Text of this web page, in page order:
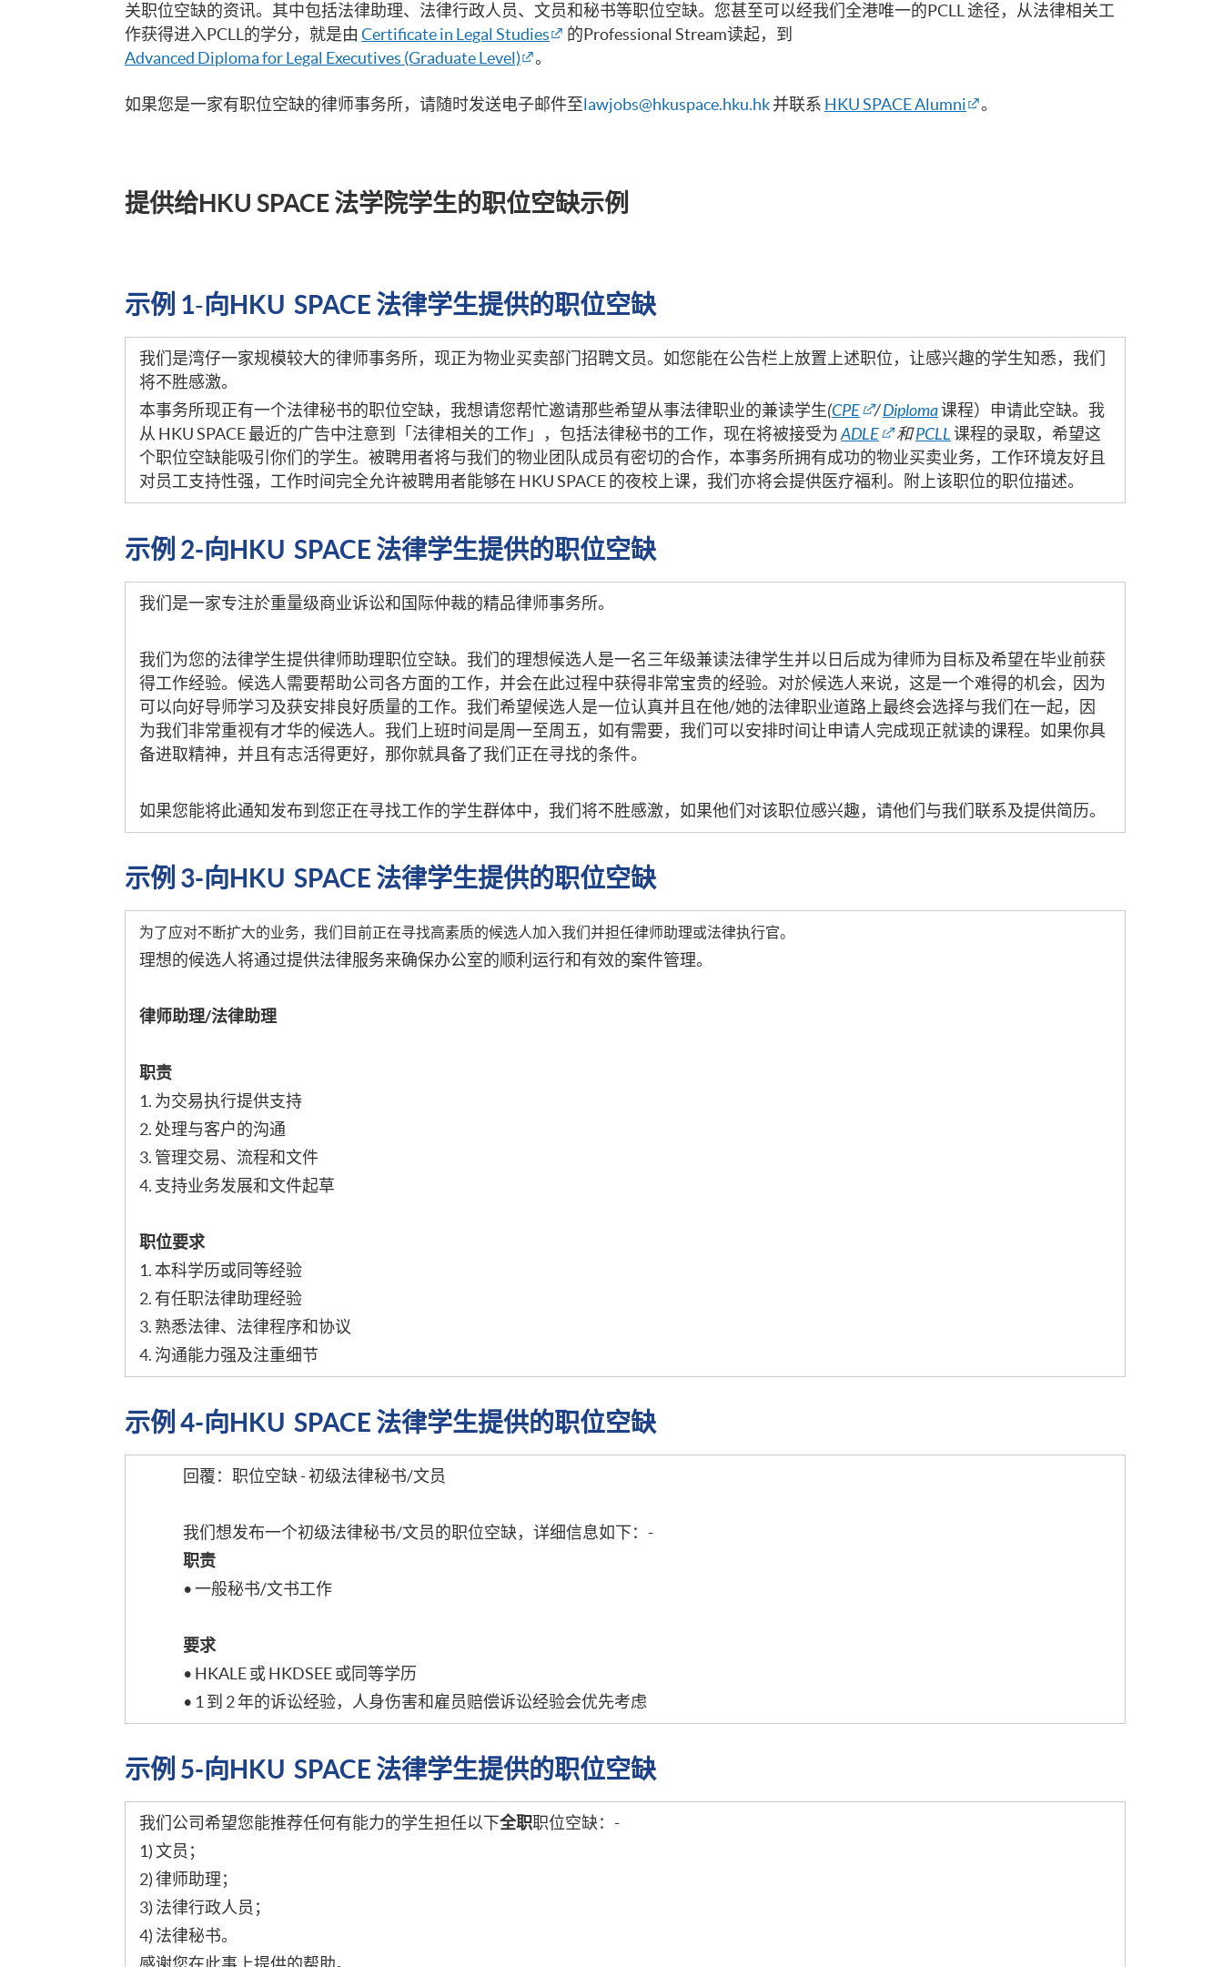
关职位空缺的资讯。其中包括法律助理、法律行政人员、文员和秘书等职位空缺。您甚至可以经我们全港唯一的PCLL 途径，从法律相关工
作获得进入PCLL的学分，就是由 Certificate in Legal Studies
的Professional Stream读起，到
Advanced Diploma for Legal Executives (Graduate Level)
。
如果您是一家有职位空缺的律师事务所，请随时发送电子邮件至lawjobs@hkuspace.hku.hk并联系 HKU SPACE Alumni 。
提供给HKU SPACE 法学院学生的职位空缺示例
示例 1-向HKU SPACE 法律学生提供的职位空缺
我们是湾仔一家规模较大的律师事务所，现正为物业买卖部门招聘文员。如您能在公告栏上放置上述职位，让感兴趣的学生知悉，我们
将不胜感激。
本事务所现正有一个法律秘书的职位空缺，我想请您帮忙邀请那些希望从事法律职业的兼读学生(CPE /Diploma课程）申请此空缺。我
从 HKU SPACE 最近的广告中注意到「法律相关的工作」，包括法律秘书的工作，现在将被接受为ADLE 和PCLL课程的录取，希望这
个职位空缺能吸引你们的学生。被聘用者将与我们的物业团队成员有密切的合作，本事务所拥有成功的物业买卖业务，工作环境友好且
对员工支持性强，工作时间完全允许被聘用者能够在 HKU SPACE 的夜校上课，我们亦将会提供医疗福利。附上该职位的职位描述。
示例 2-向HKU SPACE 法律学生提供的职位空缺
我们是一家专注於重量级商业诉讼和国际仲裁的精品律师事务所。
我们为您的法律学生提供律师助理职位空缺。我们的理想候选人是一名三年级兼读法律学生并以日后成为律师为目标及希望在毕业前获
得工作经验。候选人需要帮助公司各方面的工作，并会在此过程中获得非常宝贵的经验。对於候选人来说，这是一个难得的机会，因为
可以向好导师学习及获安排良好质量的工作。我们希望候选人是一位认真并且在他/她的法律职业道路上最终会选择与我们在一起，因
为我们非常重视有才华的候选人。我们上班时间是周一至周五，如有需要，我们可以安排时间让申请人完成现正就读的课程。如果你具
备进取精神，并且有志活得更好，那你就具备了我们正在寻找的条件。
如果您能将此通知发布到您正在寻找工作的学生群体中，我们将不胜感激，如果他们对该职位感兴趣，请他们与我们联系及提供简历。
示例 3-向HKU SPACE 法律学生提供的职位空缺
为了应对不断扩大的业务，我们目前正在寻找高素质的候选人加入我们并担任律师助理或法律执行官。
理想的候选人将通过提供法律服务来确保办公室的顺利运行和有效的案件管理。
律师助理/法律助理
职责
1. 为交易执行提供支持
2. 处理与客户的沟通
3. 管理交易、流程和文件
4. 支持业务发展和文件起草
职位要求
1. 本科学历或同等经验
2. 有任职法律助理经验
3. 熟悉法律、法律程序和协议
4. 沟通能力强及注重细节
示例 4-向HKU SPACE 法律学生提供的职位空缺
回覆：职位空缺 - 初级法律秘书/文员
我们想发布一个初级法律秘书/文员的职位空缺，详细信息如下：-
职责
• 一般秘书/文书工作
要求
• HKALE 或 HKDSEE 或同等学历
• 1 到 2 年的诉讼经验，人身伤害和雇员赔偿诉讼经验会优先考虑
示例 5-向HKU SPACE 法律学生提供的职位空缺
我们公司希望您能推荐任何有能力的学生担任以下全职职位空缺：-
1) 文员；
2) 律师助理；
3) 法律行政人员；
4) 法律秘书。